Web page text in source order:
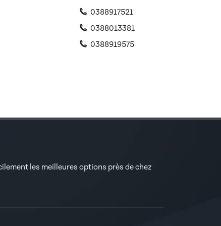
0388917521
0388013381
0388919575
les meilleures options près de chez